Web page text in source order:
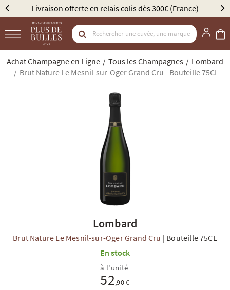
Livraison offerte en relais colis dès 300€ (France)
Achat Champagne en Ligne Tous les Champagnes
Lombard
Brut Nature Le Mesnil-sur-Oger Grand Cru - Bouteille 75CL
Lombard
Brut Nature Le Mesnil-sur-Oger Grand Cru | Bouteille 75CL
En stock
à l'unité
52,90 €